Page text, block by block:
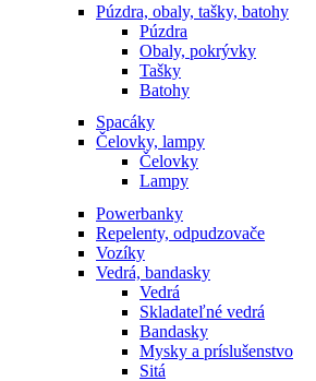
Púzdra, obaly, tašky, batohy
Púzdra
Obaly, pokrývky
Tašky
Batohy
Spacáky
Čelovky, lampy
Čelovky
Lampy
Powerbanky
Repelenty, odpudzovače
Vozíky
Vedrá, bandasky
Vedrá
Skladateľné vedrá
Bandasky
Mysky a príslušenstvo
Sitá